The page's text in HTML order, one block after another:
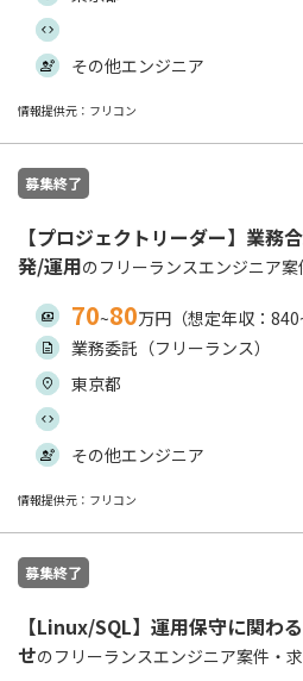
その他エンジニア
情報提供元：フリコン
募集終了
【プロジェクトリーダー】業務
発/運用のフリーランスエンジニア案
70~80万円（想定年収：
業務委託（フリーランス）
東京都
その他エンジニア
情報提供元：フリコン
募集終了
【Linux/SQL】運用保守に関わ
せのフリーランスエンジニア案件・